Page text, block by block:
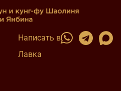
Написать в
Лавка